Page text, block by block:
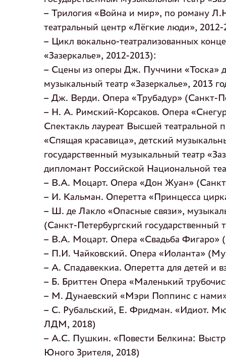
– Трилогия «Война и мир», по роману
театральный центр «Лёгкие люди»,
– Цикл вокально-театрализованных
«Зазеркалье», 2012-2013):
– Сцены из оперы Дж. Пуччини «Тоска»
музыкальный театр «Зазеркалье», 2013
– Дж. Верди. Опера «Трубадур» (Санкт-
– Н. А. Римский-Корсаков. Опера
Спектакль лауреат Высшей
«Спящая красавица», детский
государственный музыкальный театр
дипломант Российской Национальной
– В.А. Моцарт. Опера «Дон Жуан»
– И. Кальман. Оперетта «Принцесса
– Ш. де Лакло «Опасные связи»,
(Санкт-Петербургский
– В.А. Моцарт. Опера «Свадьба Фигаро»
– П.И. Чайковский. Опера «Иоланта»
– А. Спадавеккиа. Оперетта для детей и
– Б. Бриттен Опера «Маленький
– М. Дунаевский «Мэри Поппинс с
– С. Рубальский, Е. Фридман. «Идиот.
ЛДМ, 2018)
– А.С. Пушкин. «Повести Белкина:
Юного Зрителя, 2018)